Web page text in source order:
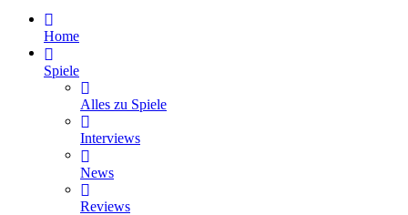
Home
Spiele
Alles zu Spiele
Interviews
News
Reviews